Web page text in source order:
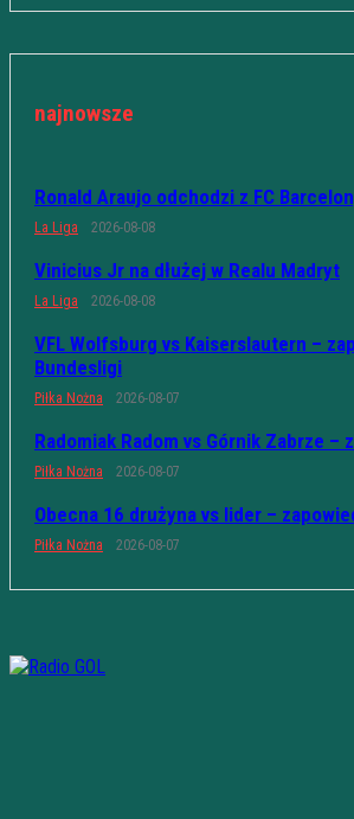
najnowsze
Ronald Araujo odchodzi z FC
La Liga 2026-08-08
Vinicius Jr na dłużej w Realu Madryt
La Liga 2026-08-08
VFL Wolfsburg vs Kaiserslautern –
Bundesligi
Piłka Nożna 2026-08-07
Radomiak Radom vs Górnik Zabrze –
Piłka Nożna 2026-08-07
Obecna 16 drużyna vs lider –
Piłka Nożna 2026-08-07